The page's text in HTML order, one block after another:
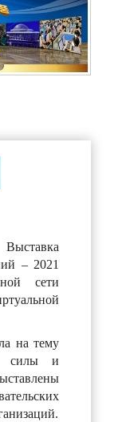
– 2021
сети
на тему
силы и